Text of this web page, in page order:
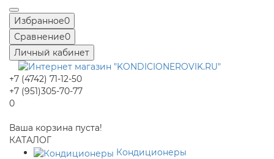
Избранное0
Сравнение0
Личный кабинет
+7 (4742) 71-12-50
+7 (951)305-70-77
0
Ваша корзина пуста!
КАТАЛОГ
Кондиционеры